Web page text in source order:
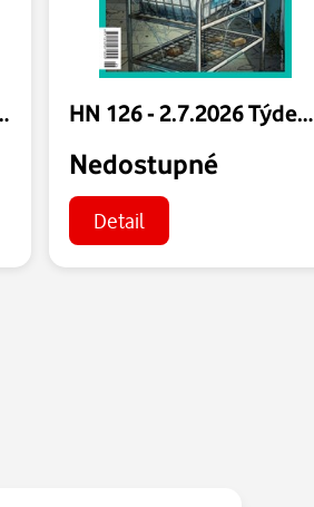
zemědělství HN 126 - 2.7.2026 Týdeník Ekonom
Nedostupné
Detail